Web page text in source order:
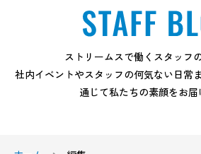
ストリームスで働くスタッフ
社内イベントやスタッフの何気ない日常
通じて私たちの素顔をお